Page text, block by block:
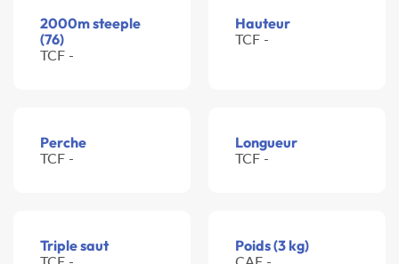
2000m steeple
(76)
TCF -
Hauteur
TCF -
Perche
TCF -
Longueur
TCF -
Triple saut Poids (3 kg)